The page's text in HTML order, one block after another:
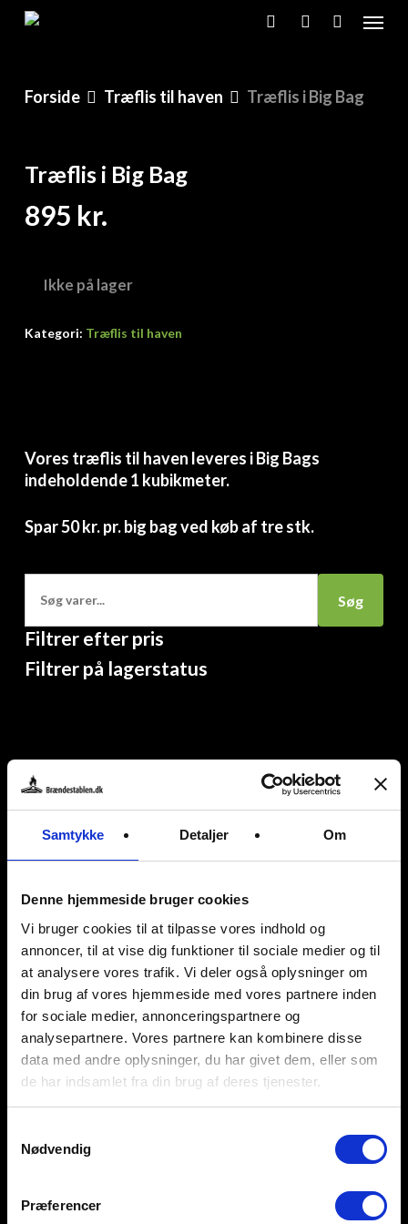
Samtykke Detaljer Om
Denne hjemmeside bruger cookies
Vi bruger cookies til at tilpasse vores indhold og
annoncer, til at vise dig funktioner til sociale medier og til
at analysere vores trafik. Vi deler også oplysninger om
din brug af vores hjemmeside med vores partnere inden
for sociale medier, annonceringspartnere og
analysepartnere. Vores partnere kan kombinere disse
data med andre oplysninger, du har givet dem, eller som
de har indsamlet fra din brug af deres tjenester.
Nødvendig
Præferencer
Skip
Menu
Forside Træflis til haven Træflis i Big Bag
Træflis i Big Bag
895 kr.
Ikke på lager
Kategori: Træflis til haven
Vores træflis til haven leveres i Big Bags
indeholdende 1 kubikmeter.
Spar 50 kr. pr. big bag ved køb af tre stk.
Søg
Filtrer efter pris
Filtrer på lagerstatus
Vores brænde
Hos brændestablen kan du vælge mellem
høj kvalitet. Vi leverer primært brænde fra
Danmark, da det gavner både miljøet og
samfundsøkonomien.
Vi er lagerførende i blandet løv, ask, bøg og
eg og leverer brændet i et praktisk
engangsbrændetårn, som kan smides ud
eller brændes.
lufttørret brænde.
Vores briketter